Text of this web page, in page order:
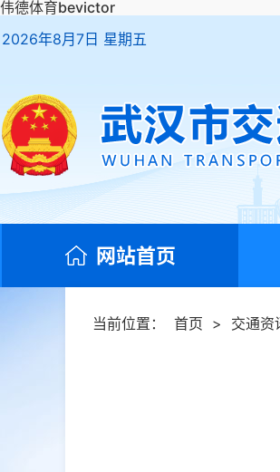
伟德体育bevictor
2026年8月7日 星期五
网站首页
当前位置： 首页 > 交通资